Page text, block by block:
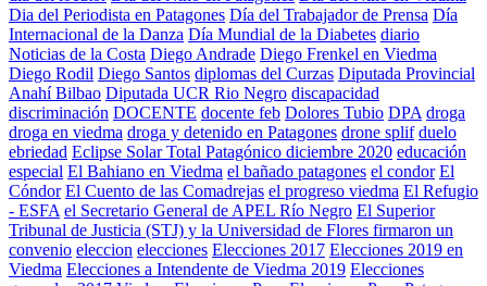
Dia del Periodista en Patagones Día del Trabajador de Prensa Día
Internacional de la Danza Día Mundial de la Diabetes diario
Noticias de la Costa Diego Andrade Diego Frenkel en Viedma
Diego Rodil Diego Santos diplomas del Curzas Diputada Provincial
Anahí Bilbao Diputada UCR Rio Negro discapacidad
discriminación DOCENTE docente feb Dolores Tubio DPA droga
droga en viedma droga y detenido en Patagones drone splif duelo
ebriedad Eclipse Solar Total Patagónico diciembre 2020 educación
especial El Bahiano en Viedma el bañado patagones el condor El
Cóndor El Cuento de las Comadrejas el progreso viedma El Refugio
- ESFA el Secretario General de APEL Río Negro El Superior
Tribunal de Justicia (STJ) y la Universidad de Flores firmaron un
convenio eleccion elecciones Elecciones 2017 Elecciones 2019 en
Viedma Elecciones a Intendente de Viedma 2019 Elecciones